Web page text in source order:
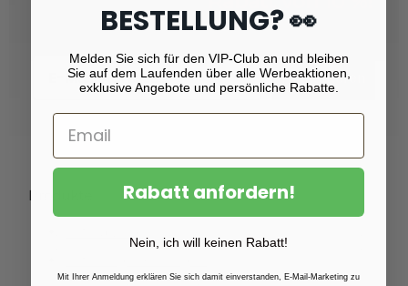
Email
Registrieren
Produkte
BESTELLUNG? 👀
Melden Sie sich für den VIP-Club an und bleiben
Sie auf dem Laufenden über alle Werbeaktionen,
exklusive Angebote und persönliche Rabatte.
Rabatt anfordern!
Nein, ich will keinen Rabatt!
Mit Ihrer Anmeldung erklären Sie sich damit einverstanden, E-Mail-Marketing zu